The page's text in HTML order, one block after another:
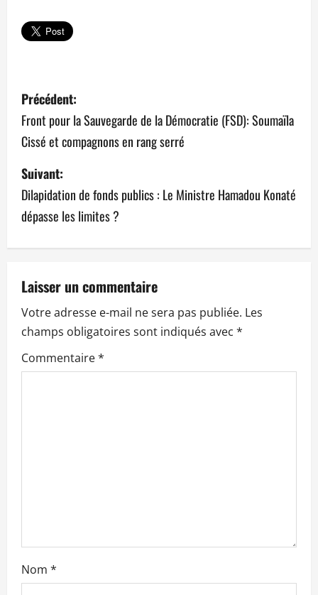
N
a
v
i
g
a
i
o
n
i
c
Précédent:
Front pour la Sauvegarde de la Démocratie (FSD): Soumaïla
Cissé et compagnons en rang serré
Suivant:
Dilapidation de fonds publics : Le Ministre Hamadou Konaté
dépasse les limites ?
Laisser un commentaire
Votre adresse e-mail ne sera pas publiée. Les
champs obligatoires sont indiqués avec *
Commentaire*
Nom *